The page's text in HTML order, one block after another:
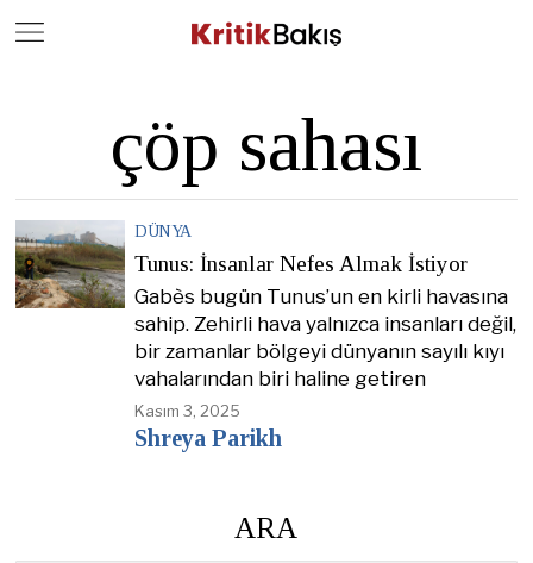
çöp sahası
DÜNYA
Tunus: İnsanlar Nefes Almak İstiyor
Gabès bugün Tunus’un en kirli havasına
sahip. Zehirli hava yalnızca insanları değil,
bir zamanlar bölgeyi dünyanın sayılı kıyı
vahalarından biri haline getiren
Kasım 3, 2025
Shreya Parikh
ARA